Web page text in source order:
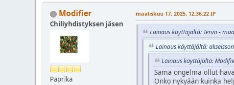
Modifier
Chiliyhdistyksen jäsen
Paprika
maaliskuu 17, 2025, 12:36:22 IP
Lainaus käyttäjältä: Tervo -
Lainaus käyttäjältä:
Lainaus käyttäjältä:
Sama ongelma ollut
Onko nykyään kuinka